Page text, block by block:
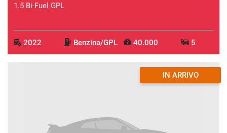
1.5 Bi-Fuel GPL
2022 Benzina/GPL 40.000 5
IN ARRIVO